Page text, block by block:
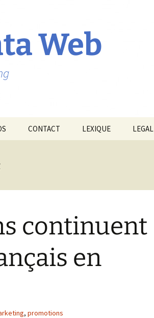
Web
CONTACT LEXIQUE LEGAL
continuent
en
, promotions